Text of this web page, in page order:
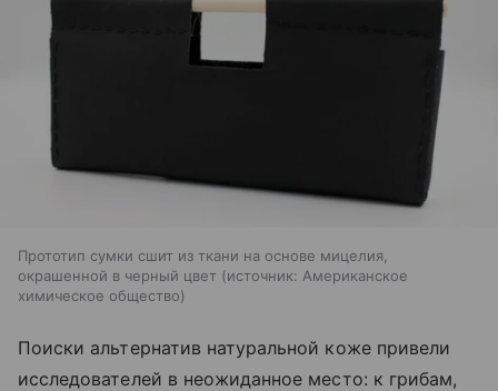
Прототип сумки сшит из ткани на основе мицелия,
окрашенной в черный цвет
источник: Американское
химическое общество
Поиски альтернатив натуральной коже привели
исследователей в неожиданное место: к грибам,